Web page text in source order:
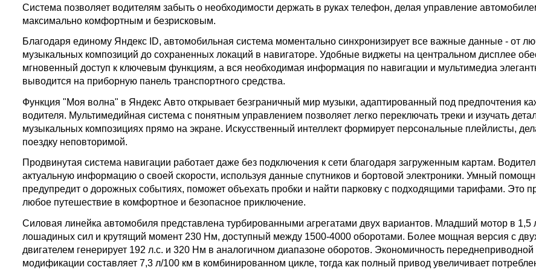
Система позволяет водителям забыть о необходимости держать в руках телефон, делая управление
максимально комфортным и безрисковым.
Благодаря единому Яндекс ID, автомобильная система моментально синхронизирует все важные данные - от
музыкальных композиций до сохраненных локаций в навигаторе. Удобные виджеты на центральном дисплее
мгновенный доступ к ключевым функциям, а вся необходимая информация по навигации и мультимедиа
выводится на приборную панель транспортного средства.
Функция "Моя волна" в Яндекс Авто открывает безграничный мир музыки, адаптированный под предпочтения
водителя. Мультимедийная система с понятным управлением позволяет легко переключать треки и изучать
музыкальных композициях прямо на экране. Искусственный интеллект формирует персональные плейлисты,
поездку неповторимой.
Продвинутая система навигации работает даже без подключения к сети благодаря загруженным картам.
актуальную информацию о своей скорости, используя данные спутников и бортовой электроники. Умный
предупредит о дорожных событиях, поможет объехать пробки и найти парковку с подходящими тарифами. Это
любое путешествие в комфортное и безопасное приключение.
Силовая линейка автомобиля представлена турбированными агрегатами двух вариантов. Младший мотор в 1,5
лошадиных сил и крутящий момент 230 Нм, доступный между 1500-4000 оборотами. Более мощная версия с
двигателем генерирует 192 л.с. и 320 Нм в аналогичном диапазоне оборотов. Экономичность переднеприводной
модификации составляет 7,3 л/100 км в комбинированном цикле, тогда как полный привод увеличивает